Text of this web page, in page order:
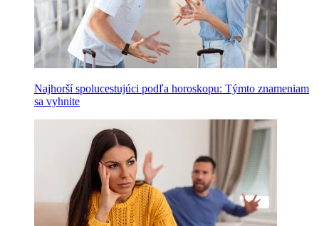
Najhorší spolucestujúci podľa horoskopu: Týmto znameniam
sa vyhnite